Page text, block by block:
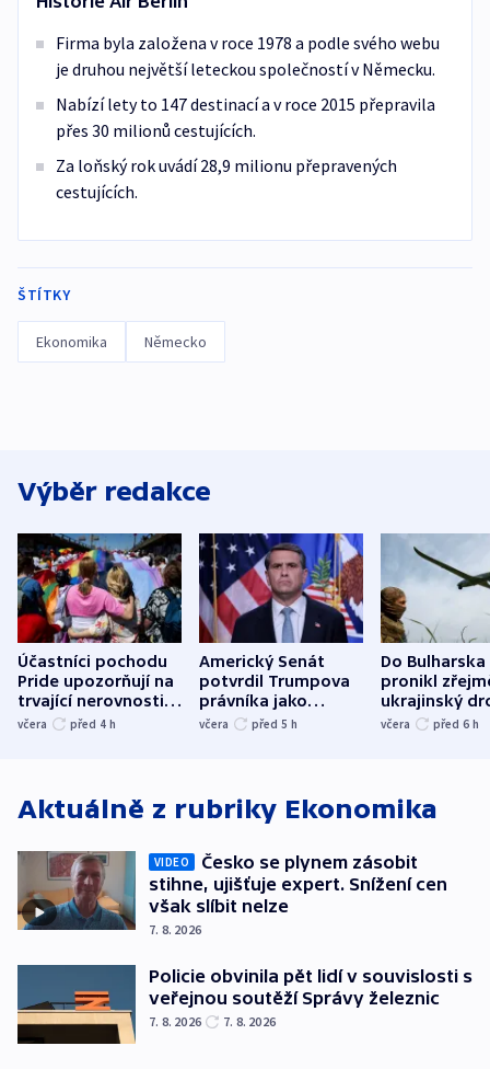
Firma byla založena v roce 1978 a podle svého webu
je druhou největší leteckou společností v Německu.
Nabízí lety to 147 destinací a v roce 2015 přepravila
přes 30 milionů cestujících.
Za loňský rok uvádí 28,9 milionu přepravených
cestujících.
ŠTÍTKY
Ekonomika Německo
Výběr redakce
Účastníci pochodu
Pride upozorňují na
trvající nerovnosti i
společenskou
včera před 4 h
Americký Senát
potvrdil Trumpova
právníka jako
ministra
včera před 5 h
Do Bulharska
pronikl
ukrajinský
explodoval
včera před 6 h
Aktuálně z rubriky Ekonomika
VIDEO
Česko se plynem zásobit
stihne, ujišťuje expert. Snížení cen
však slíbit nelze
7. 8. 2026
Policie obvinila pět lidí v souvislosti s
veřejnou soutěží Správy železnic
7. 8. 2026 7. 8. 2026